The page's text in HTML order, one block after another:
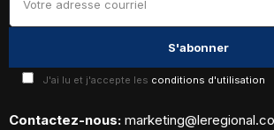
J'ai lu et j'accepte les conditions d'utilisation
Contactez-nous: